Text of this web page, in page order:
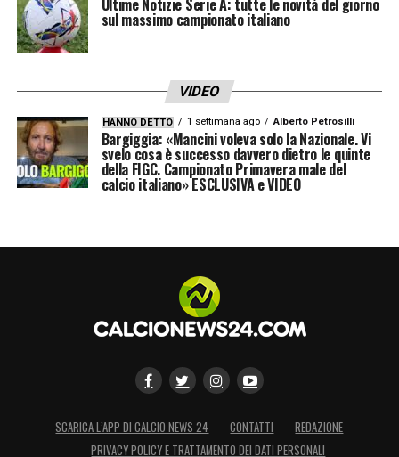
sul massimo campionato italiano
VIDEO
HANNO DETTO 1 settimana ago Alberto Petrosilli
Bargiggia: «Mancini voleva solo la Nazionale. Vi
svelo cosa è successo davvero dietro le quinte
della FIGC. Campionato Primavera male del
calcio italiano» ESCLUSIVA e VIDEO
SCARICA L’APP DI CALCIO NEWS 24 CONTATTI
REDAZIONE
PRIVACY POLICY E TRATTAMENTO DEI DATI PERSONALI